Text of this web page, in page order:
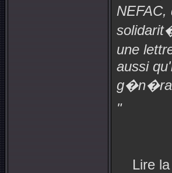
une
aussi
g�n�ral
"
Lire